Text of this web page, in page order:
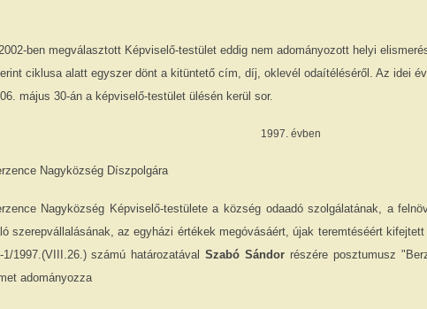
ben megválasztott Képviselő-testület eddig nem adományozott helyi
ciklusa alatt egyszer dönt a kitüntető cím, díj, oklevél odaítéléséről. Az idei
május 30-án a képviselő-testület ülésén kerül sor.
1997. évben
Nagyközség Díszpolgára
Nagyközség Képviselő-testülete a község odaadó szolgálatának, a
szerepvállalásának, az egyházi értékek megóvásáért, újak teremtéséért
1/1997.(VIII.26.) számú határozatávalSzabó Sándor részére posztumusz
adományozza